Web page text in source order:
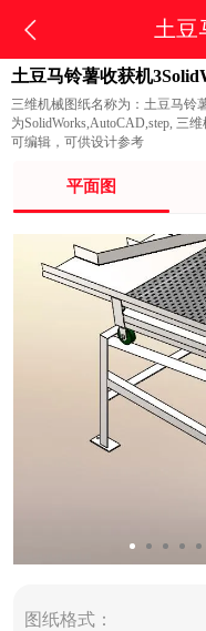
土豆
土豆马铃薯收获机
三维机械图纸名称为：土豆马铃
为SolidWorks,AutoCAD,step, 三
可编辑，可供设计参考
平面图
图纸格式：